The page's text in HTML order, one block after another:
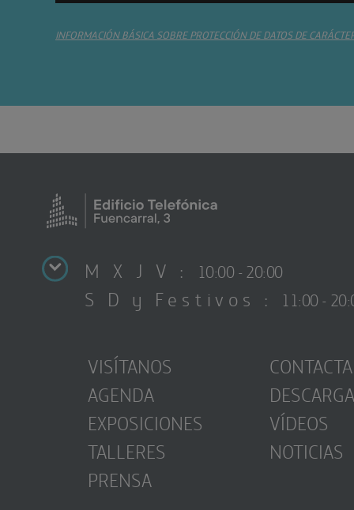
INFORMACIÓN BÁSICA SOBRE PROTECCIÓN DE DATOS DE
M X J V : 10:00 - 20:00
S D y Festivos : 11:00 -
VISÍTANOS
AGENDA
EXPOSICIONES
TALLERES
PRENSA
CONTACTA
VÍDEOS
NOTICIAS